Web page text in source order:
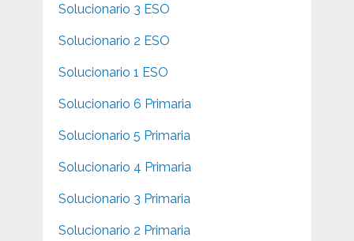
Solucionario 3 ESO
Solucionario 2 ESO
Solucionario 1 ESO
Solucionario 6 Primaria
Solucionario 5 Primaria
Solucionario 4 Primaria
Solucionario 3 Primaria
Solucionario 2 Primaria